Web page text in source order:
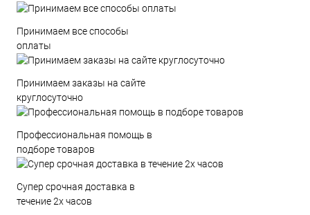
Принимаем все способы
оплаты
Принимаем заказы на сайте
круглосуточно
Профессиональная помощь в
подборе товаров
Супер срочная доставка в
течение 2х часов